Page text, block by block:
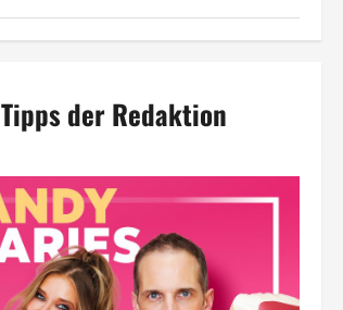
Tipps der Redaktion